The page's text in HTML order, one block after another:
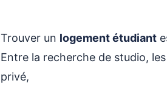
Trouver un logement étudiant
Entre la recherche de studio,
privé,